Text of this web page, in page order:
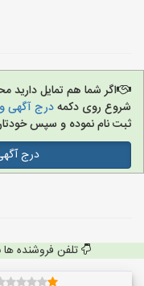
اگر شما هم تمایل دارید
شروع روی دکمهدرج آگهی
ثبت نام نموده و سپس
درج
تلفن فروشنده